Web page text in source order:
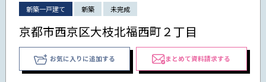
新築一戸建て 新築 未完成
京都市西京区大枝北福西町２丁目
お気に入りに追加する まとめて資料請求する